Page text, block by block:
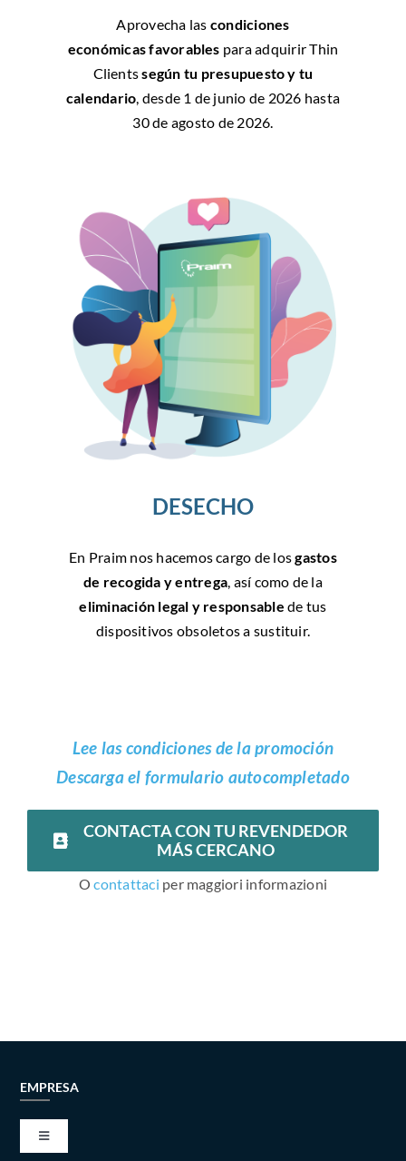
Aprovecha las condiciones
económicasfavorables para adquirir Thin
Clientssegún tu presupuesto y tu
calendario, desde 1 de junio de 2026 hasta
30 de agosto de 2026.
DESECHO
En Praim nos hacemos cargo de losgastos
de recogida y entrega, así como de la
eliminación legal y responsable de tus
dispositivos obsoletos a sustituir.
Lee las condiciones de la promoción
Descarga el formulario autocompletado
CONTACTA CON TU REVENDEDOR
MÁS CERCANO
Ocontattaci per maggiori informazioni
EMPRESA
Toggle
Navigation